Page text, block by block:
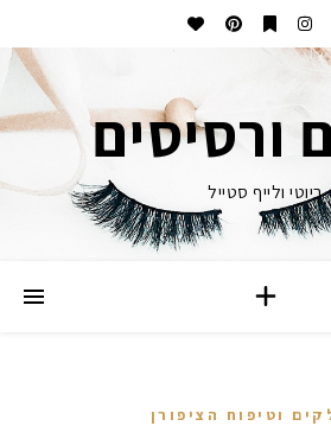
ורסיסים
ביוטי ולייף סטייל
וטיפוח הציפורן